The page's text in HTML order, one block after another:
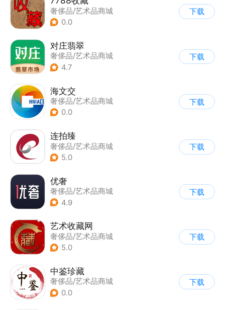
奢侈品/艺术品商城
0.0
下载
对庄翡翠
奢侈品/艺术品商城
4.7
下载
海文交
奢侈品/艺术品商城
0.0
下载
连拍臻
奢侈品/艺术品商城
5.0
下载
优奢
奢侈品/艺术品商城
4.9
下载
艺术收藏网
奢侈品/艺术品商城
5.0
下载
中鉴珍藏
奢侈品/艺术品商城
0.0
下载